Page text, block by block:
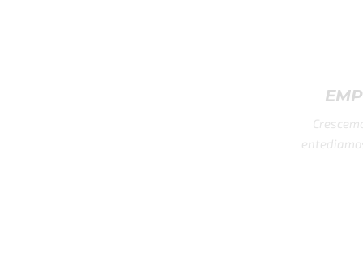
EMPRESA EM RÁPIDA
Crescemos rapidamente, muito rapidamente.
entediamos, realizamos múltiplas tarefas, somos